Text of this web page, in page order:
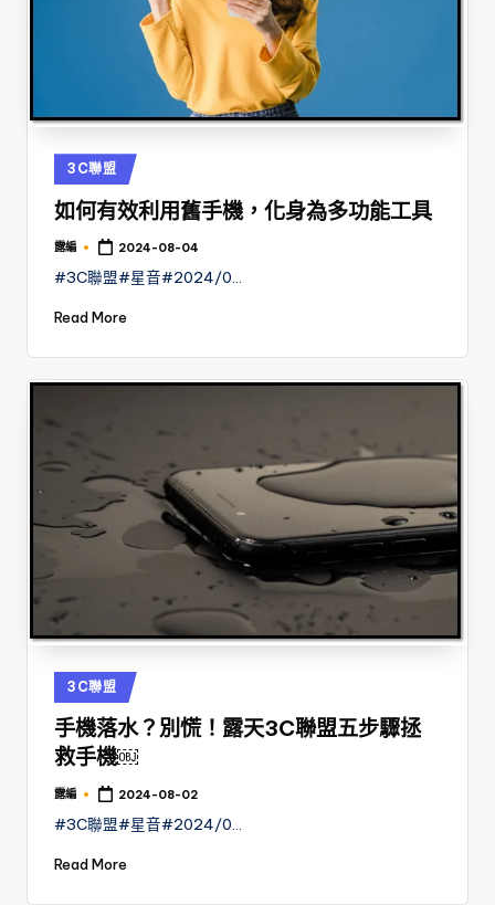
Posted
in
3C聯盟
如何有效利用舊手機，化身為多功能工具
Posted
露編 2024-08-04
#3C聯盟#星音#2024/0…
Read More
Posted
in
3C聯盟
手機落水？別慌！露天3C聯盟五步驟拯
救手機￼
Posted
露編 2024-08-02
#3C聯盟#星音#2024/0…
Read More